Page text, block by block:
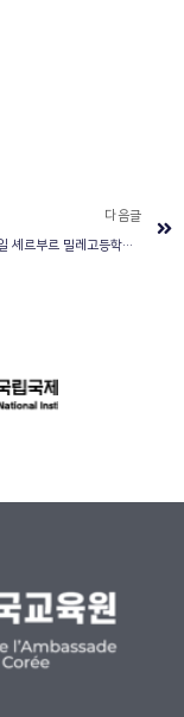
다음글
5월 23일~24일 셰르부르 밀레고등학교 방문 및 신규 한글학교 시설 방문